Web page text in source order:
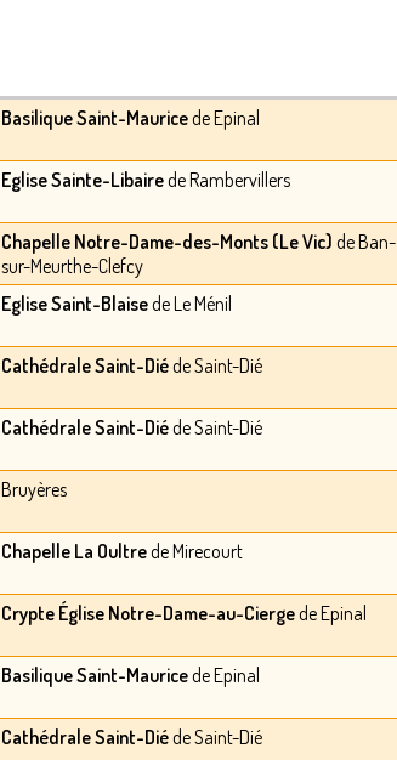
Basilique Saint-Mauricede Epinal
Eglise Sainte-Libairede Rambervillers
Chapelle Notre-Dame-des-Monts (Le Vic) de Ban-
sur-Meurthe-Clefcy
Eglise Saint-Blaisede Le Ménil
Cathédrale Saint-Diéde Saint-Dié
Cathédrale Saint-Diéde Saint-Dié
Bruyères
Chapelle La Oultrede Mirecourt
Crypte Église Notre-Dame-au-Ciergede Epinal
Basilique Saint-Mauricede Epinal
Cathédrale Saint-Diéde Saint-Dié